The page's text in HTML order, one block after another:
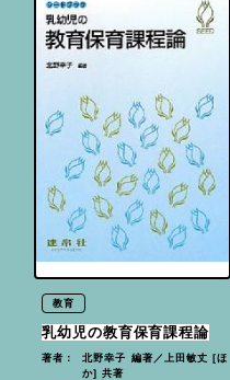
教育
乳幼児の教育保育課程論
著者： 北野幸子 編著／上田敏丈 [ほ
か] 共著